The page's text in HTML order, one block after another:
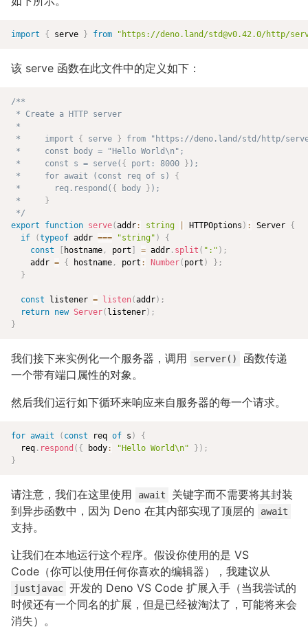
import { serve } from " https://deno.land/std@v0.42.0/http/
该 serve 函数在此文件中的定义如下：
/**
* Create a HTTP server
*
*     import { serve } from "https://deno.land/std/http/
*     const body = "Hello World\n";
*     const s = serve( { port: 8000 } );
*     for await (const req of s) {
*       req.respond( { body } );
*
}
*/
export
function serve(addr: string HTTPOptions ) : Server {
if
(typeof addr === "string" )
{
const
hostname , port = addr . split ( ":" ) ;
    addr
= { hostname , port : Number( port ) } ;
}
const listener = listen(addr) ;
return new Server( listener) ;
}
我们接下来实例化一个服务器，调用 server()
函数传递
一个带有端口属性的对象。
然后我们运行如下循环来响应来自服务器的每一个请求。
for await ( const req of s )
{
  req
. respond ( { body: "Hello World\n" } ) ;
}
请注意，我们在这里使用 await
关键字而不需要将其封装
到异步函数中，因为 Deno 在其内部实现了顶层的
await
支持。
让我们在本地运行这个程序。假设你使用的是 VS
Code（你可以使用任何你喜欢的编辑器），我建议从
justjavac 开发的 Deno VS Code 扩展入手（当我尝试的
时候还有一个同名的扩展，但是已经被淘汰了，可能将来会
消失）。